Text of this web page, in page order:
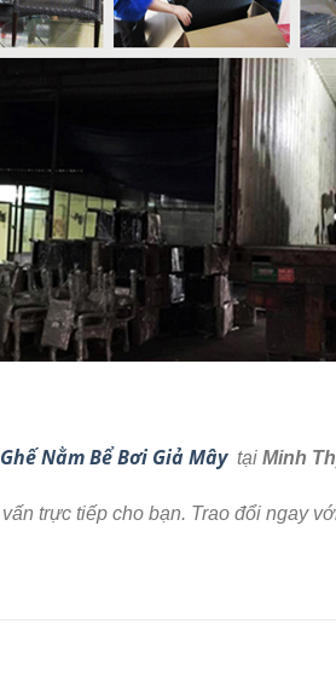
Ghế Nằm Bể Bơi Giả Mây tại Minh
trực tiếp cho bạn. Trao đổi ngay